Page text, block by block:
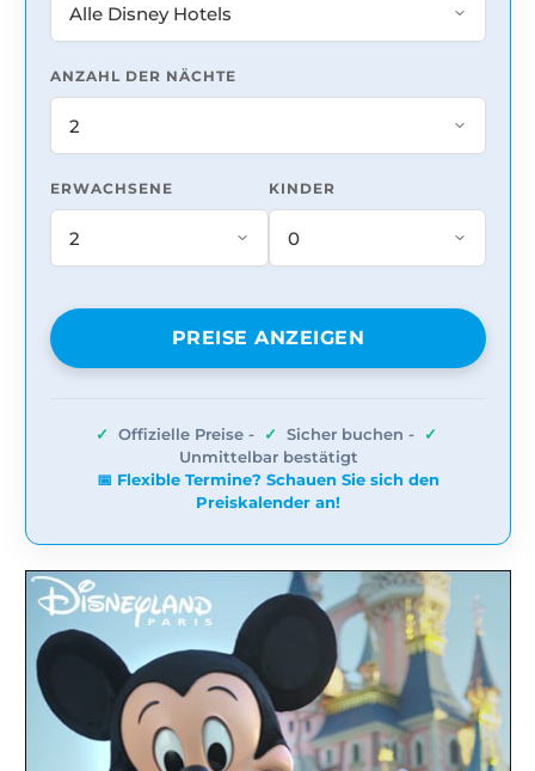
ANZAHL DER NÄCHTE
ERWACHSENE KINDER
PREISE ANZEIGEN
✓ Offizielle Preise - ✓ Sicher buchen -
✓
Unmittelbar bestätigt
📅 Flexible Termine? Schauen Sie sich den
Preiskalender an!